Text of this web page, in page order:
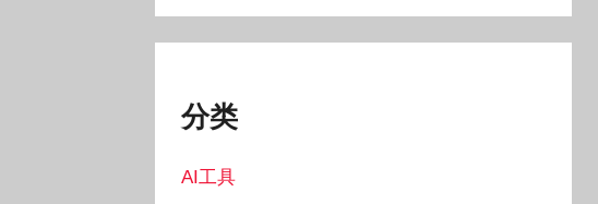
分类
AI工具